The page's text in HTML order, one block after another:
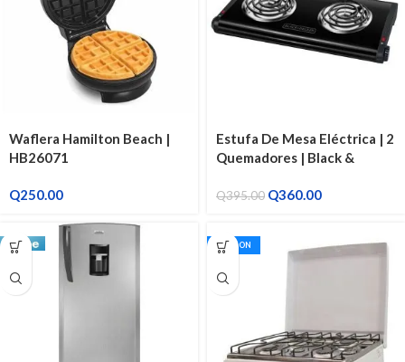
Waflera Hamilton Beach |
HB26071
Q250.00
Estufa De Mesa Eléctrica | 2
Quemadores | Black &
Q395.00 Q360.00
CETRON